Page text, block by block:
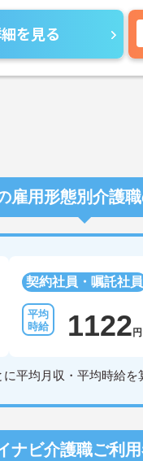
を見る
雇用形態別介護
契約社員・嘱託社員
1122円
平均月収・平均時給を
ナビ介護職ご利